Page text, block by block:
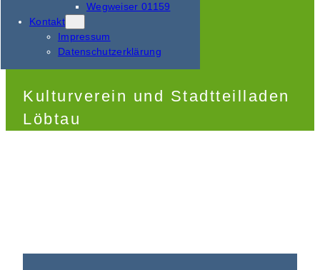
Wegweiser 01159
Kontakt
Impressum
Datenschutzerklärung
Kulturverein und Stadtteilladen
Löbtau